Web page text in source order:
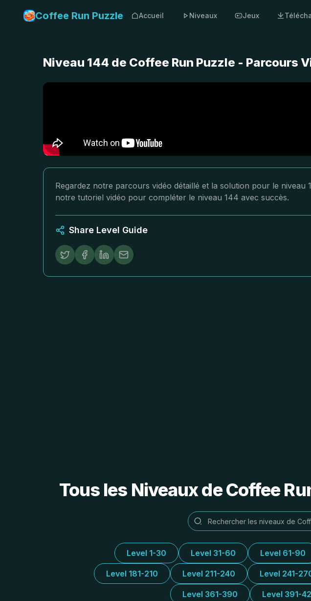
Coffee Run Puzzle Accueil Niveaux Jeux
Niveau 144 de Coffee Run Puzzle - Parcours
Regardez notre parcours vidéo détaillé et la solution pour le niveau
notre tutoriel vidéo pour compléter le niveau 144 avec succès.
Share Level Guide
Tous les Niveaux de Coffee
Level 1-30 Level 31-60 Level 61-90
Level 181-210 Level 211-240 Level 241-
Level 361-390 Level 391-